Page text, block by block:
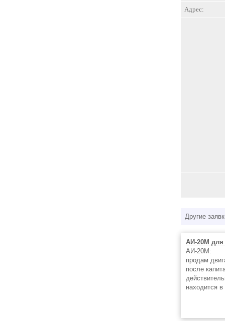
Адрес:
Другие
АИ-20М для
АИ-20М:
продам
после
находится в